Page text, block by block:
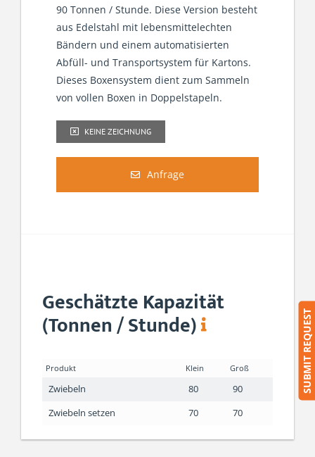
90 Tonnen / Stunde. Diese Version besteht
aus Edelstahl mit lebensmittelechten
Bändern und einem automatisierten
Abfüll- und Transportsystem für Kartons.
Dieses Boxensystem dient zum Sammeln
von vollen Boxen in Doppelstapeln.
KEINE ZEICHNUNG
Anfrage
Geschätzte Kapazität
(Tonnen / Stunde)
Produkt Klein Groß
Zwiebeln 80
90
Zwiebeln setzen
70 70
SUBMIT REQUEST